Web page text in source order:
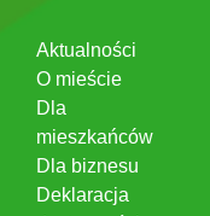
Aktualności
O mieście
Dla
mieszkańców
Dla biznesu
Deklaracja